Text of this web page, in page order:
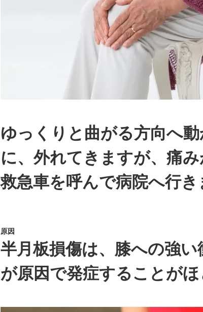
ゆっくりと曲がる方向へ
に、外れてきますが、痛
救急車を呼んで病院へ行
原因
半月板損傷は、膝への強
が原因で発症することが